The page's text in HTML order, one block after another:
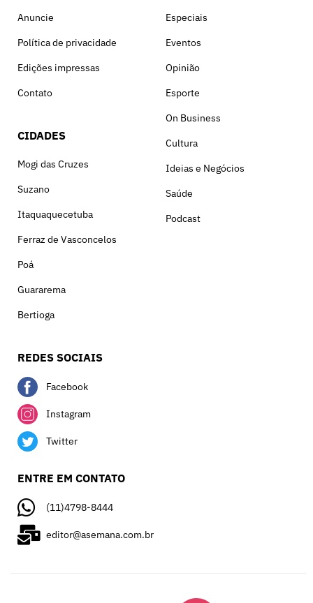
Anuncie
Política de privacidade
Edições impressas
Contato
CIDADES
Mogi das Cruzes
Suzano
Itaquaquecetuba
Ferraz de Vasconcelos
Poá
Guararema
Bertioga
Especiais
Eventos
Opinião
Esporte
On Business
Cultura
Ideias e Negócios
Saúde
Podcast
REDES SOCIAIS
Facebook
Instagram
Twitter
ENTRE EM CONTATO
(11)4798-8444
editor@asemana.com.br